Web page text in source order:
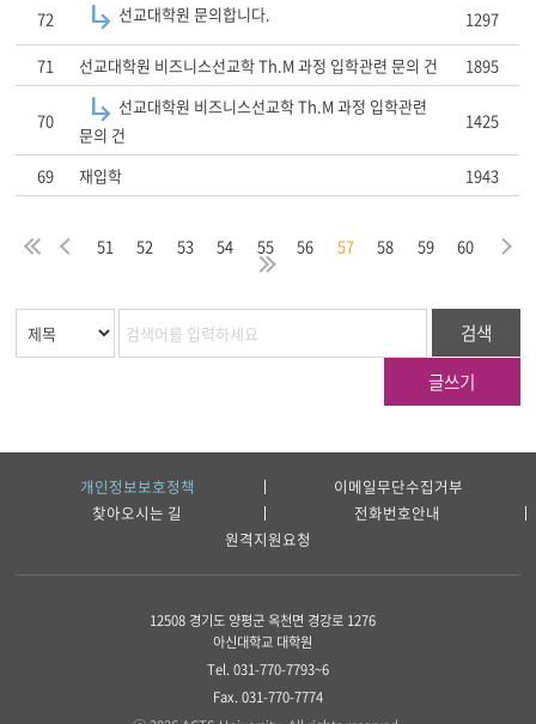
72
선교대학원 문의합니다. 1297
71 선교대학원 비즈니스선교학 Th.M 과정 입학관련 문의 건 1895
70
선교대학원 비즈니스선교학 Th.M 과정 입학관련
문의 건
1425
69 재입학 1943
처
음
이 51 52 53 54 55 56 57 58 59 60 다
마
지
검색
글쓰기
개인정보보호정책
이메일무단수집거부
찾아오시는 길
전화번호안내
원격지원요청
12508 경기도 양평군 옥천면 경강로 1276
아신대학교 대학원
Tel. 031-770-7793~6
Fax. 031-770-7774